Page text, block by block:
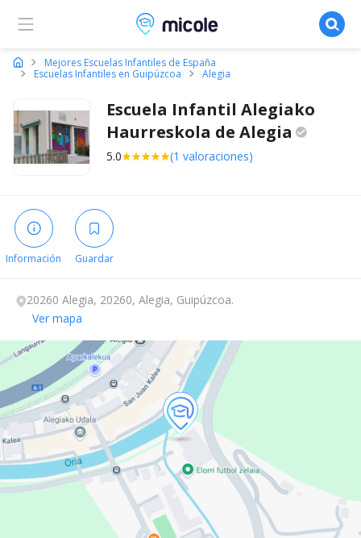
Micole, buscador de colegios
Mejores Escuelas Infantiles de España
Escuelas Infantiles en Guipúzcoa
Alegia
Escuela Infantil Alegiako
Haurreskola de Alegia
5.0 (1 valoraciones)
Información Guardar
20260 Alegia, 20260, Alegia, Guipúzcoa.
Ver mapa